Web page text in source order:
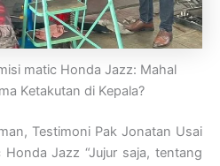
matic Honda Jazz: Mahal
Ketakutan di Kepala?
Testimoni Pak Jonatan Usai
Jazz “Jujur saja, tentang